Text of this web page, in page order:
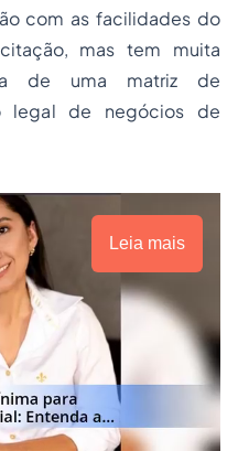
com as facilidades do
mas tem muita
de uma matriz de
legal de negócios de
Leia mais